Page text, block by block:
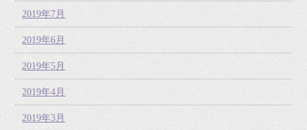
2019年7月
2019年6月
2019年5月
2019年4月
2019年3月